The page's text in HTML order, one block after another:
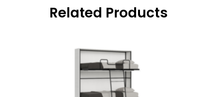
Related Products